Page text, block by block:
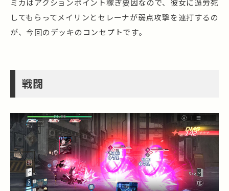
ミカはアクションポイント稼ぎ要因なので、彼女に過労死
してもらってメイリンとセレーナが弱点攻撃を連打するの
が、今回のデッキのコンセプトです。
戦闘